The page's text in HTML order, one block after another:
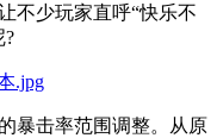
不少玩家直呼“快乐不
?
暴击率范围调整。从原